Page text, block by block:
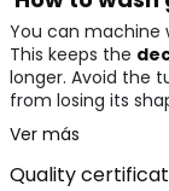
You can machine
This keeps the
longer. Avoid the
from losing its
Ver más
Quality